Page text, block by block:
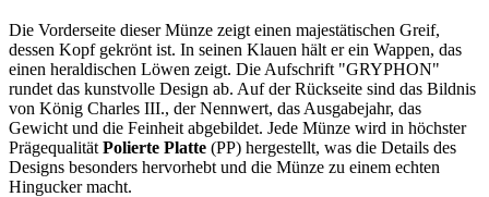
Die Vorderseite dieser Münze zeigt einen majestätischen Greif,
dessen Kopf gekrönt ist. In seinen Klauen hält er ein Wappen, das
einen heraldischen Löwen zeigt. Die Aufschrift "GRYPHON"
rundet das kunstvolle Design ab. Auf der Rückseite sind das Bildnis
von König Charles III., der Nennwert, das Ausgabejahr, das
Gewicht und die Feinheit abgebildet. Jede Münze wird in höchster
Prägequalität Polierte Platte (PP) hergestellt, was die Details des
Designs besonders hervorhebt und die Münze zu einem echten
Hingucker macht.